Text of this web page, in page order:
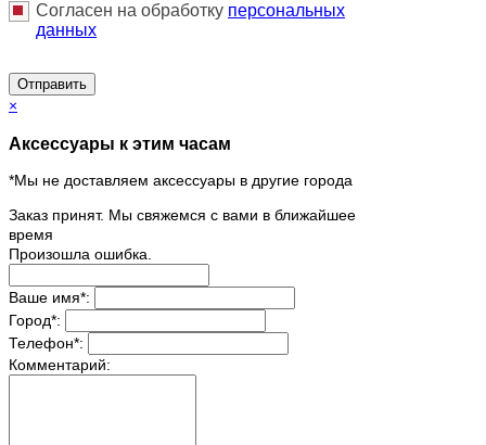
Согласен на обработку персональныx
данных
Отправить
×
Аксессуары к этим часам
*Мы не доставляем аксессуары в другие города
Заказ принят. Мы свяжемся с вами в ближайшее
время
Произошла ошибка.
Ваше имя*:
Город*:
Телефон*:
Комментарий: